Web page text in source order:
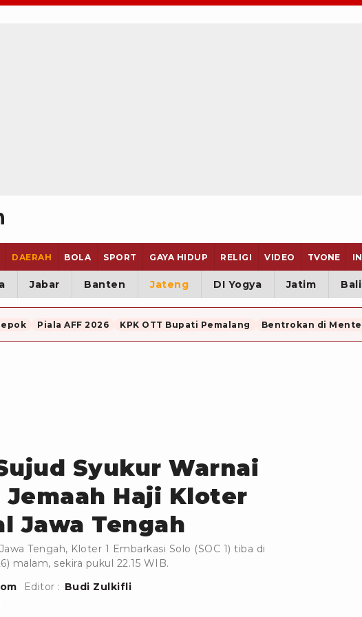
DAERAH BOLA SPORT GAYA HIDUP RELIGI VIDEO TVONE
Jabar Banten Jateng DI Yogya Jatim Bali
Piala AFF 2026 KPK OTT Bupati Pemalang Bentrokan di
Syukur Warnai
Jemaah Haji Kloter
Jawa Tengah
Tengah, Kloter 1 Embarkasi Solo (SOC 1) tiba di
malam, sekira pukul 22.15 WIB.
Editor : Budi Zulkifli